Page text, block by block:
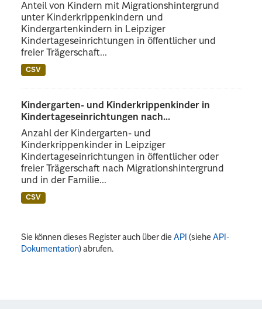
Anteil von Kindern mit Migrationshintergrund
unter Kinderkrippenkindern und
Kindergartenkindern in Leipziger
Kindertageseinrichtungen in öffentlicher und
freier Trägerschaft...
CSV
Kindergarten- und Kinderkrippenkinder in
Kindertageseinrichtungen nach...
Anzahl der Kindergarten- und
Kinderkrippenkinder in Leipziger
Kindertageseinrichtungen in öffentlicher oder
freier Trägerschaft nach Migrationshintergrund
und in der Familie...
CSV
Sie können dieses Register auch über dieAPI (sieheAPI-
Dokumentation) abrufen.